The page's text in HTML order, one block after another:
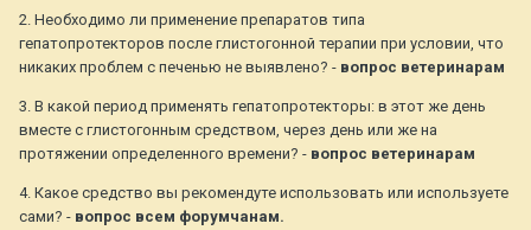
2. Необходимо ли применение препаратов типа
гепатопротекторов после глистогонной терапии при условии, что
никаких проблем с печенью не выявлено? - вопрос ветеринарам
3. В какой период применять гепатопротекторы: в этот же день
вместе с глистогонным средством, через день или же на
протяжении определенного времени? - вопрос ветеринарам
4. Какое средство вы рекомендуте использовать или используете
сами? - вопрос всем форумчанам.